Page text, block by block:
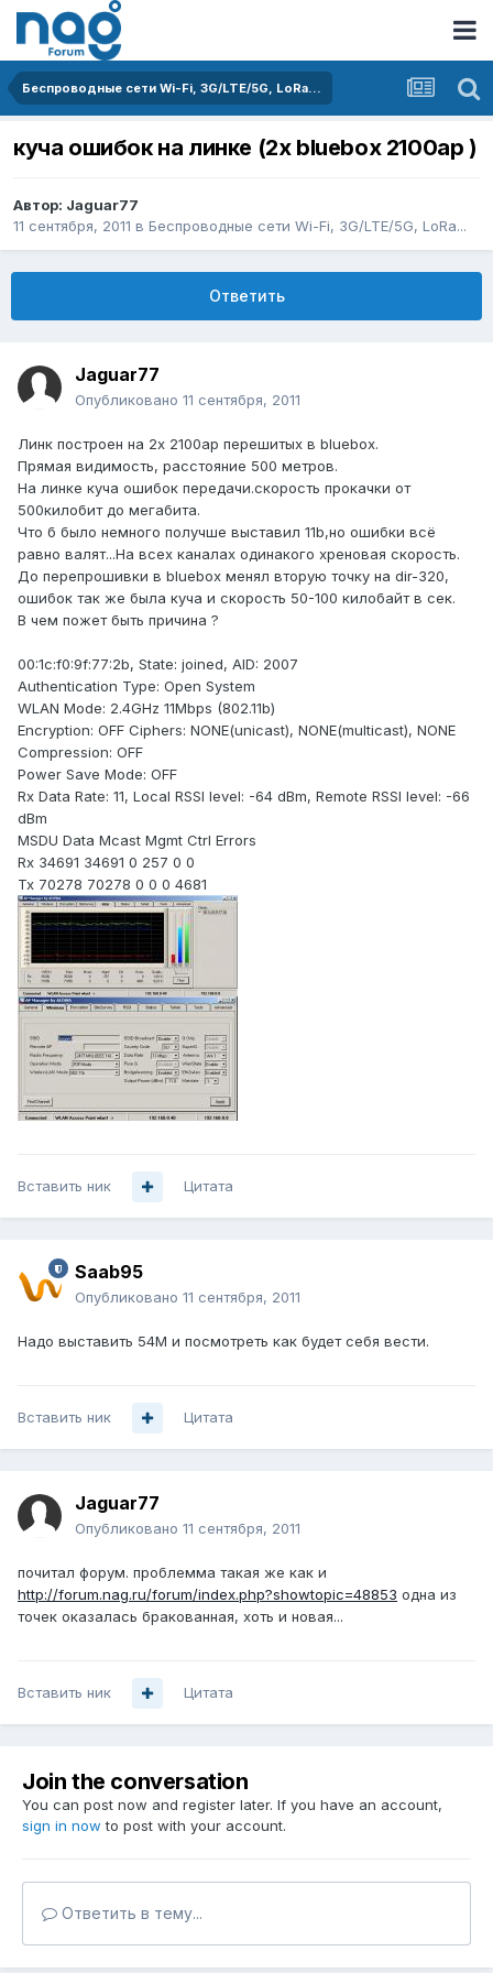
Беспроводные сети Wi-Fi, 3G/LTE/5G, LoRa...
куча ошибок на линке (2x bluebox 2100ap )
Автор: Jaguar77
11 сентября, 2011 в Беспроводные сети Wi-Fi, 3G/LTE/5G, LoRa...
Ответить
Jaguar77
Опубликовано 11 сентября, 2011
Линк построен на 2х 2100ap перешитых в bluebox.
Прямая видимость, расстояние 500 метров.
На линке куча ошибок передачи.скорость прокачки от
500килобит до мегабита.
Что б было немного получше выставил 11b,но ошибки всё
равно валят...На всех каналах одинакого хреновая скорость.
До перепрошивки в bluebox менял вторую точку на dir-320,
ошибок так же была куча и скорость 50-100 килобайт в сек.
В чем пожет быть причина ?
00:1c:f0:9f:77:2b, State: joined, AID: 2007
Authentication Type: Open System
WLAN Mode: 2.4GHz 11Mbps (802.11b)
Encryption: OFF Ciphers: NONE(unicast), NONE(multicast), NONE
Compression: OFF
Power Save Mode: OFF
Rx Data Rate: 11, Local RSSI level: -64 dBm, Remote RSSI level: -66
dBm
MSDU Data Mcast Mgmt Ctrl Errors
Rx 34691 34691 0 257 0 0
Tx 70278 70278 0 0 0 4681
Вставить ник Цитата
Saab95
Опубликовано 11 сентября, 2011
Надо выставить 54M и посмотреть как будет себя вести.
Вставить ник Цитата
Jaguar77
Опубликовано 11 сентября, 2011
почитал форум. проблемма такая же как и
http://forum.nag.ru/forum/index.php?showtopic=48853 одна из
точек оказалась бракованная, хоть и новая...
Вставить ник Цитата
Join the conversation
You can post now and register later. If you have an account,
sign in now to post with your account.
Ответить в тему...